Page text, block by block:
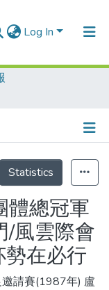
Log In
Statistics
體總冠軍
/風雲際會
在必行
請賽(1987年) 盧